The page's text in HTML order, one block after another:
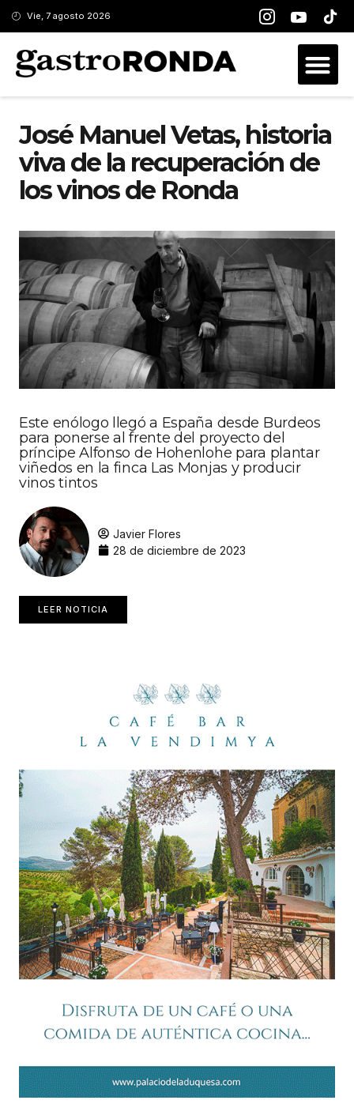
Vie, 7 agosto 2026
José Manuel Vetas, historia
viva de la recuperación de
los vinos de Ronda
Este enólogo llegó a España desde Burdeos
para ponerse al frente del proyecto del
príncipe Alfonso de Hohenlohe para plantar
viñedos en la finca Las Monjas y producir
vinos tintos
Javier Flores
28 de diciembre de 2023
LEER NOTICIA